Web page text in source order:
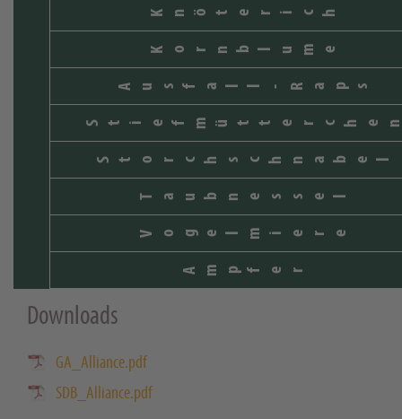
Ampfer
Vogelmiere
Taubnessel
Storchschnabel
Ausfall-Raps
Kornblume
Knöterich
Downloads
GA_Alliance.pdf
SDB_Alliance.pdf